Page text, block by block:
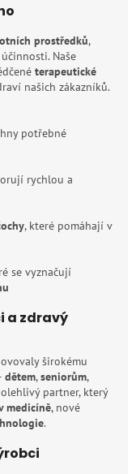
prostředků,
Naše
terapeutické
našich zákazníků.
potřebné
rychlou a
, které pomáhají v
se vyznačují
a zdravý
širokému
dětem,seniorům,
partner, který
medicíně, nové
.